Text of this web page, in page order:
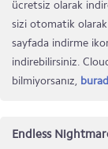
ücretsiz olarak
sizi otomatik olarak
sayfada indirme
indirebilirsiniz.
bilmiyorsanız,
Endless